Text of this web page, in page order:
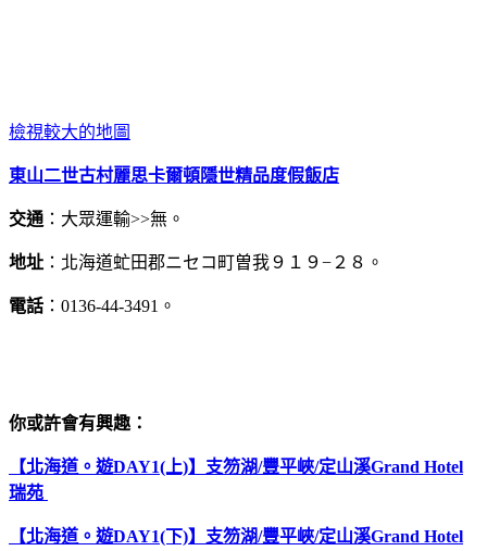
檢視較大的地圖
東山二世古村麗思卡爾頓隱世精品度假飯店
交通 ：大眾運輸>>無。
地址 ：北海道虻田郡ニセコ町曽我９１９−２８。
電話 ：0136-44-3491。
你或許會有興趣：
【北海道。遊DAY1(上)】支笏湖/豐平峽/定山溪Grand Hotel
瑞苑
【北海道。遊DAY1(下)】支笏湖/豐平峽/定山溪Grand Hotel